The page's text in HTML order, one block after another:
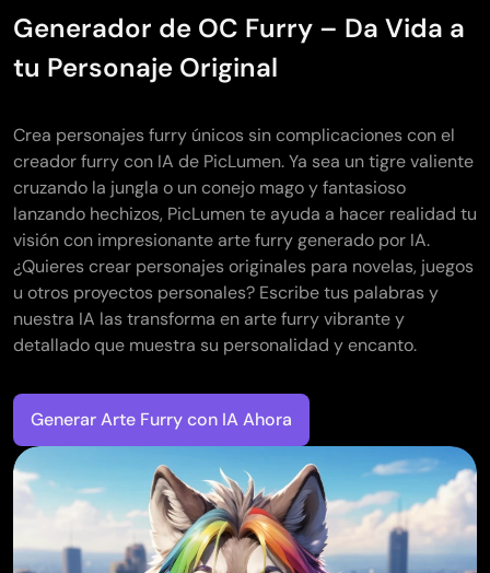
Generador de OC Furry – Da Vida a
tu Personaje Original
Crea personajes furry únicos sin complicaciones con el
creador furry con IA de PicLumen. Ya sea un tigre valiente
cruzando la jungla o un conejo mago y fantasioso
lanzando hechizos, PicLumen te ayuda a hacer realidad tu
visión con impresionante arte furry generado por IA.
¿Quieres crear personajes originales para novelas, juegos
u otros proyectos personales? Escribe tus palabras y
nuestra IA las transforma en arte furry vibrante y
detallado que muestra su personalidad y encanto.
Generar Arte Furry con IA Ahora